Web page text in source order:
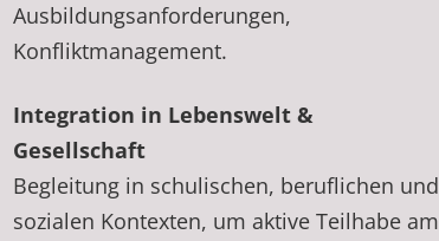
Ausbildungsanforderungen,
Konfliktmanagement.
Integration in Lebenswelt &
Gesellschaft
Begleitung in schulischen, beruflichen und
sozialen Kontexten, um aktive Teilhabe am